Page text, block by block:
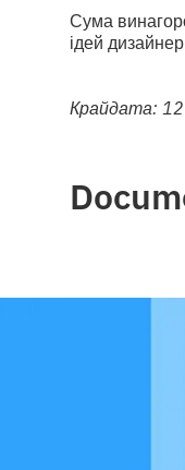
Сума
ідей
Крайдата: